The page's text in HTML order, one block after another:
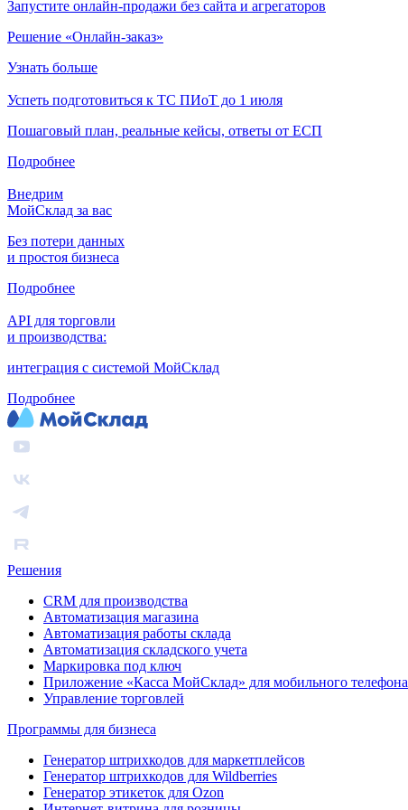
Запустите онлайн-продажи без сайта и агрегаторов
Решение «Онлайн-заказ»
Узнать больше
Успеть подготовиться к ТС ПИоТ до 1 июля
Пошаговый план, реальные кейсы, ответы от ЕСП
Подробнее
Внедрим
МойСклад за вас
Без потери данных
и простоя бизнеса
Подробнее
API для торговли
и производства:
интеграция с системой МойСклад
Подробнее
Решения
CRM для производства
Автоматизация магазина
Автоматизация работы склада
Автоматизация складского учета
Маркировка под ключ
Приложение «Касса МойСклад» для мобильного телефона
Управление торговлей
Программы для бизнеса
Генератор штрихкодов для маркетплейсов
Генератор штрихкодов для Wildberries
Генератор этикеток для Ozon